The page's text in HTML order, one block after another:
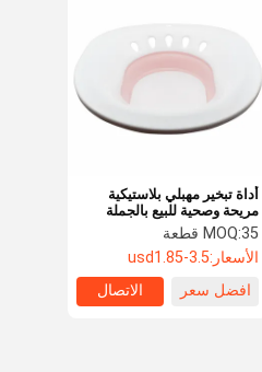
أداة تبخير مهبلي بلاستيكية
مريحة وصحية للبيع بالجملة
قابلة للطي لمقعد البخار يوني
MOQ:35 قطعة
الأسعار:usd1.85-3.5
افضل سعر
الاتصال